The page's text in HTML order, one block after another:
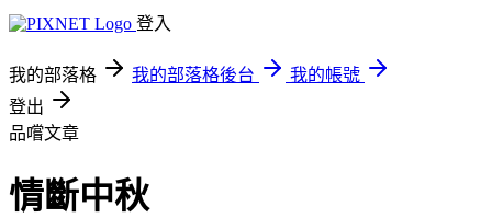
登入
我的部落格 我的部落格後台
我的帳號
登出
品嚐文章
情斷中秋